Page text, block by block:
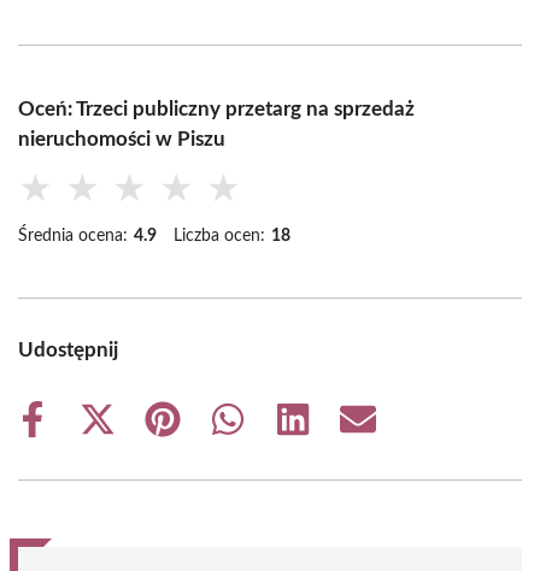
Oceń: Trzeci publiczny przetarg na sprzedaż
nieruchomości w Piszu
★ ★ ★ ★ ★
Średnia ocena: 4.9 Liczba ocen: 18
Udostępnij
Share
Share
(Twitter)
Share
Share
Share
Share